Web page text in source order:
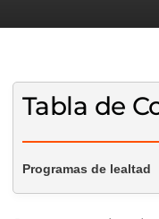
Tabla de
Programas de lealtad